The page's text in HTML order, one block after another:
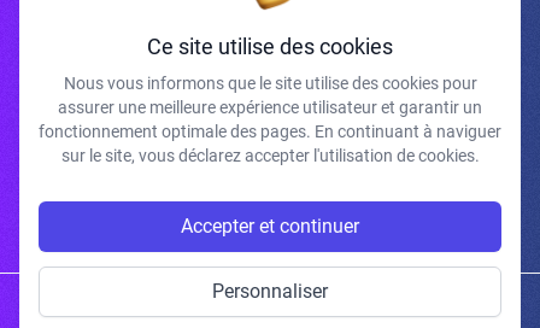
J'accepte de recevoir vos e-mails et confirme avoir pris connaissance de
votre politique de confidentialité et mentions légales.
Copyright © 2026 | Gum Studio. Tous droits réservés.
Ce site utilise des cookies
Nous vous informons que le site utilise des cookies pour
assurer une meilleure expérience utilisateur et garantir un
fonctionnement optimale des pages. En continuant à naviguer
sur le site, vous déclarez accepter l'utilisation de cookies.
Accepter et continuer
Personnaliser